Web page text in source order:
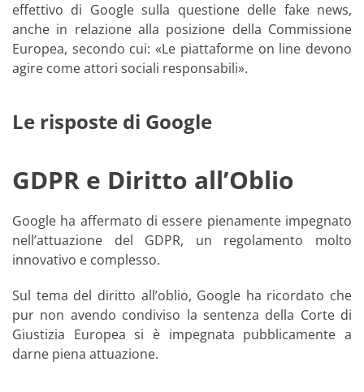
effettivo di Google sulla questione delle fake news,
anche in relazione alla posizione della Commissione
Europea, secondo cui: «Le piattaforme on line devono
agire come attori sociali responsabili».
Le risposte di Google
GDPR e Diritto all’Oblio
Google ha affermato di essere pienamente impegnato
nell’attuazione del GDPR, un regolamento molto
innovativo e complesso.
Sul tema del diritto all’oblio, Google ha ricordato che
pur non avendo condiviso la sentenza della Corte di
Giustizia Europea si è impegnata pubblicamente a
darne piena attuazione.